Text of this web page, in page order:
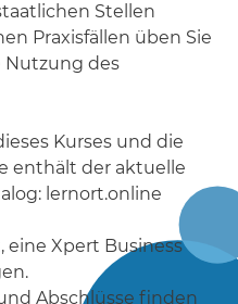
Stellen
Praxisfällen üben Sie
Nutzung des
Kurses und die
enthält der aktuelle
lernort.online
eine Xpert Business
Abschlüsse finden